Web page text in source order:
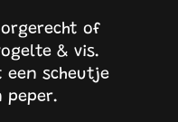
of
& vis.
scheutje
peper.